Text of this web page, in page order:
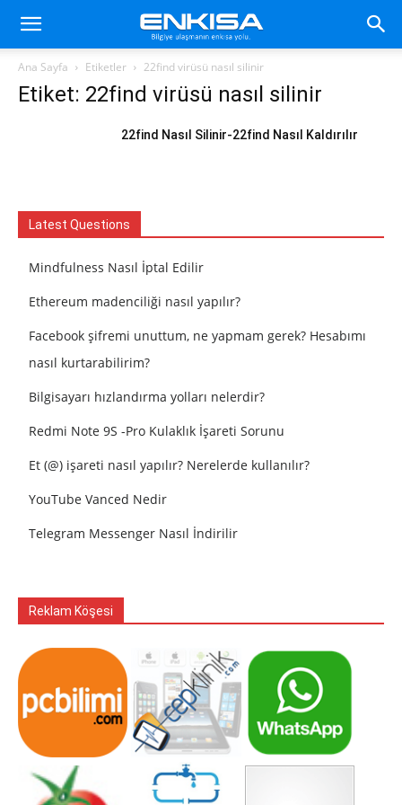
Ana Sayfa Etiketler 22find virüsü nasıl silinir
Etiket: 22find virüsü nasıl silinir
22find Nasıl Silinir-22find Nasıl Kaldırılır
Latest Questions
Mindfulness Nasıl İptal Edilir
Ethereum madenciliği nasıl yapılır?
Facebook şifremi unuttum, ne yapmam gerek? Hesabımı
nasıl kurtarabilirim?
Bilgisayarı hızlandırma yolları nelerdir?
Redmi Note 9S -Pro Kulaklık İşareti Sorunu
Et (@) işareti nasıl yapılır? Nerelerde kullanılır?
YouTube Vanced Nedir
Telegram Messenger Nasıl İndirilir
Reklam Köşesi